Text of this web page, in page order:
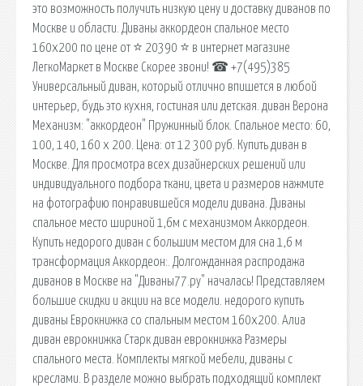
это возможность получить низкую цену и доставку диванов по
Москве и области. Диваны аккордеон спальное место
160х200 по цене от ⭐ 20390 ⭐ в интернет магазине
ЛегкоМаркет в Москве Скорее звони! ☎ +7(495)385
Универсальный диван, который отлично впишется в любой
интерьер, будь это кухня, гостиная или детская. диван Верона
Механизм: "аккордеон" Пружинный блок. Спальное место: 60,
100, 140, 160 х 200. Цена: от 12 300 руб. Купить диван в
Москве. Для просмотра всех дизайнерских решений или
индивидуального подбора ткани, цвета и размеров нажмите
на фотографию понравившейся модели дивана. Диваны
спальное место шириной 1,6м с механизмом Аккордеон.
Купить недорого диван с большим местом для сна 1,6 м
трансформация Аккордеон:. Долгожданная распродажа
диванов в Москве на "Диваны77.ру" началась! Представляем
большие скидки и акции на все модели. недорого купить
диваны Еврокнижка со спальным местом 160х200. Алиа
диван еврокнижка Старк диван еврокнижка Размеры
спального места. Комплекты мягкой мебели, диваны с
креслами. В разделе можно выбрать подходящий комплект